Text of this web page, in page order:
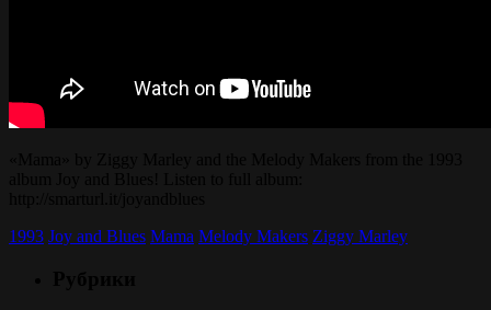
1993 Joy and Blues Mama Melody Makers Ziggy Marley